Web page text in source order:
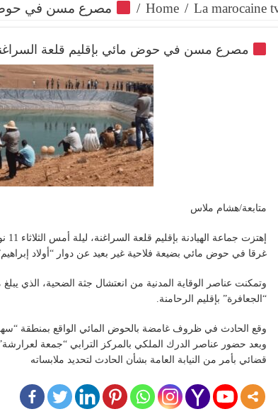
Home / La marocaine
/ مصرع مسن في حوض
مصرع مسن في حوض مائي بإقليم قلعة
متابعة/هشام ملاس
غرقا في حوض مائي بضيعة فلاحية غير بعيد عن دوار “أولاد
“الجعافرة” بإقليم الرحامنة.
وقع الحادث في ظروف غامضة بالحوض المائي الواقع بمنطقة
وبعد حضور عناصر الدرك الملكي بالمركز الترابي “جمعة
قضائي بأمر من النيابة العامة بشأن الحادث لتحديد ملابساته